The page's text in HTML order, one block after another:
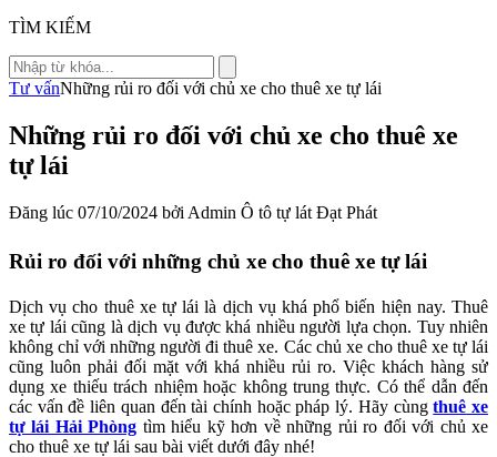
TÌM KIẾM
Tư vấnNhững rủi ro đối với chủ xe cho thuê xe tự lái
Những rủi ro đối với chủ xe cho thuê xe
tự lái
Đăng lúc 07/10/2024 bởi Admin Ô tô tự lát Đạt Phát
Rủi ro đối với những chủ xe cho thuê xe tự lái
Dịch vụ cho thuê xe tự lái là dịch vụ khá phổ biến hiện nay. Thuê
xe tự lái cũng là dịch vụ được khá nhiều người lựa chọn. Tuy nhiên
không chỉ với những người đi thuê xe. Các chủ xe cho thuê xe tự lái
cũng luôn phải đối mặt với khá nhiều rủi ro. Việc khách hàng sử
dụng xe thiếu trách nhiệm hoặc không trung thực. Có thể dẫn đến
các vấn đề liên quan đến tài chính hoặc pháp lý. Hãy cùngthuê xe
tự lái Hải Phòng tìm hiểu kỹ hơn về những rủi ro đối với chủ xe
cho thuê xe tự lái sau bài viết dưới đây nhé!